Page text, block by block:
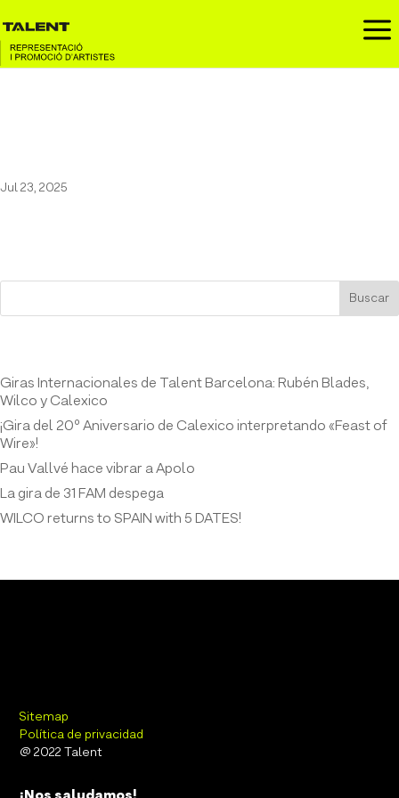
a
Jul 23, 2025
Buscar
Giras Internacionales de Talent Barcelona: Rubén Blades,
Wilco y Calexico
¡Gira del 20º Aniversario de Calexico interpretando «Feast of
Wire»!
Pau Vallvé hace vibrar a Apolo
La gira de 31 FAM despega
WILCO returns to SPAIN with 5 DATES!
Sitemap
Política de privacidad
@ 2022 Talent